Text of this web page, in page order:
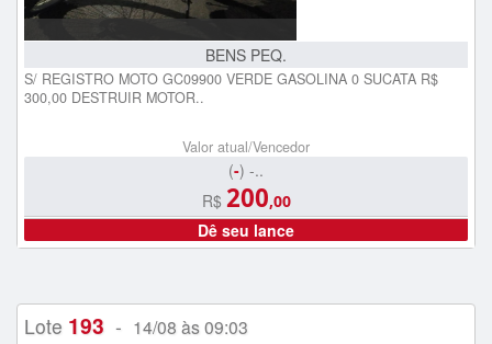
BENS PEQ.
S/ REGISTRO MOTO GC09900 VERDE GASOLINA 0 SUCATA R$
300,00 DESTRUIR MOTOR..
Valor atual/Vencedor
(-) -..
R$ 200,00
Dê seu lance
Lote 193 - 14/08 às 09:03